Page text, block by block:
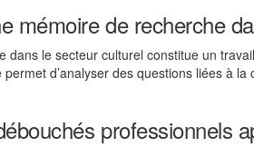
mémoire de recherche
dans le secteur culturel constitue un
d’analyser des questions liées à
professionnels